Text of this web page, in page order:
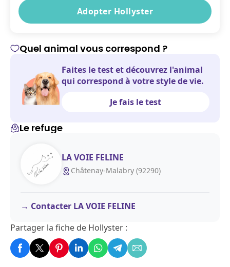
Adopter Hollyster
Quel animal vous correspond ?
Faites le test et découvrez l'animal
qui correspond à votre style de vie.
Je fais le test
Le refuge
LA VOIE FELINE
Châtenay-Malabry (92290)
Contacter LA VOIE FELINE
Partager la fiche de Hollyster :